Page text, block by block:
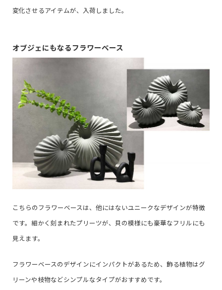
変化させるアイテムが、入荷しました。
オブジェにもなるフラワーベース
こちらのフラワーベースは、他にはないユニークなデザインが特徴
です。細かく刻まれたプリーツが、貝の模様にも豪華なフリルにも
見えます。
フラワーベースのデザインにインパクトがあるため、飾る植物はグ
リーンや枝物などシンプルなタイプがおすすめです。